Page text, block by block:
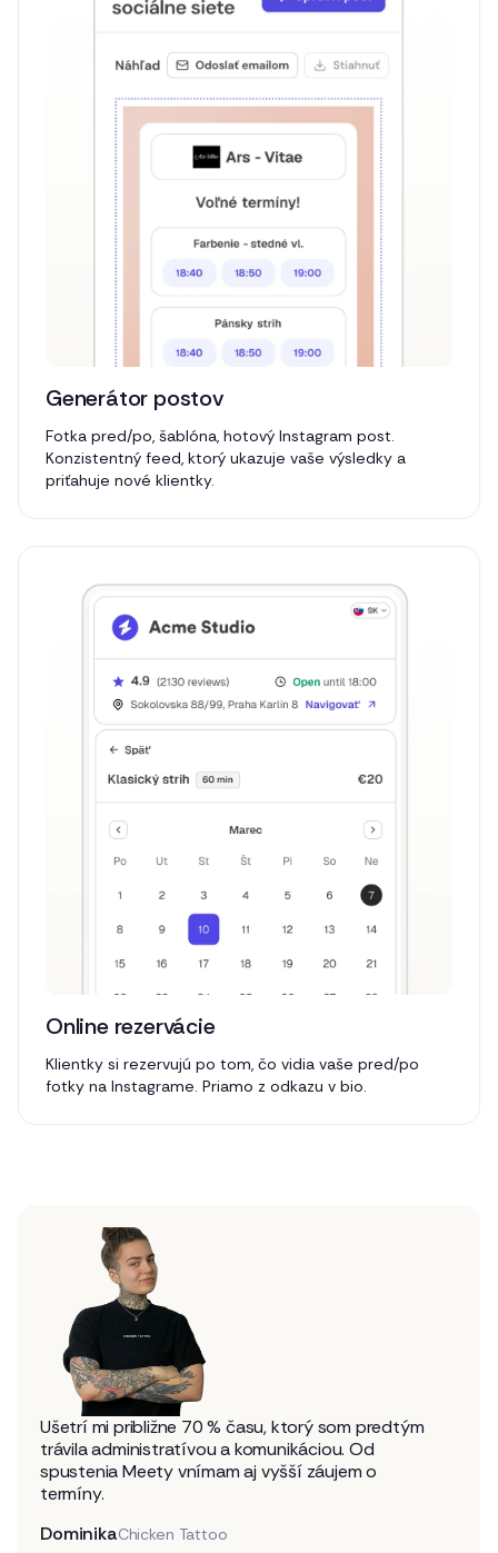
Generátor postov
Fotka pred/po, šablóna, hotový Instagram post.
Konzistentný feed, ktorý ukazuje vaše výsledky a
priťahuje nové klientky.
Online rezervácie
Klientky si rezervujú po tom, čo vidia vaše pred/po
fotky na Instagrame. Priamo z odkazu v bio.
Ušetrí mi približne 70 % času, ktorý som predtým
trávila administratívou a komunikáciou. Od
spustenia Meety vnímam aj vyšší záujem o
termíny.
DominikaChicken Tattoo